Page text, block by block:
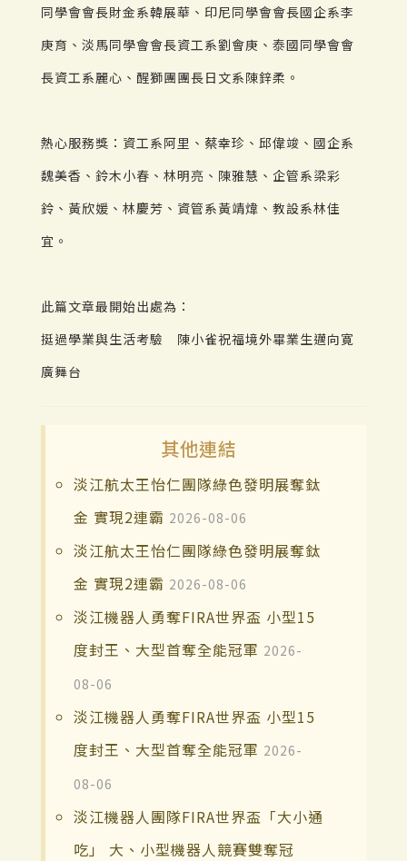
同學會會長財金系韓展華、印尼同學會會長國企系李
庚育、淡馬同學會會長資工系劉會庚、泰國同學會會
長資工系麗心、醒獅團團長日文系陳鋅柔。
熱心服務獎：資工系阿里、蔡幸珍、邱偉竣、國企系
魏美香、鈴木小春、林明亮、陳雅慧、企管系梁彩
鈴、黃欣媛、林慶芳、資管系黃靖煒、教設系林佳
宜。
此篇文章最開始出處為：
挺過學業與生活考驗 陳小雀祝福境外畢業生邁向寛
廣舞台
其他連結
淡江航太王怡仁團隊綠色發明展奪鈦
金 實現2連霸 2026-08-06
淡江航太王怡仁團隊綠色發明展奪鈦
金 實現2連霸 2026-08-06
淡江機器人勇奪FIRA世界盃 小型15
度封王、大型首奪全能冠軍 2026-
08-06
淡江機器人勇奪FIRA世界盃 小型15
度封王、大型首奪全能冠軍 2026-
08-06
淡江機器人團隊FIRA世界盃「大小通
吃」 大、小型機器人競賽雙奪冠